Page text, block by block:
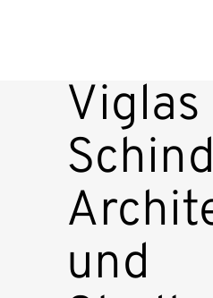
Viglas
und